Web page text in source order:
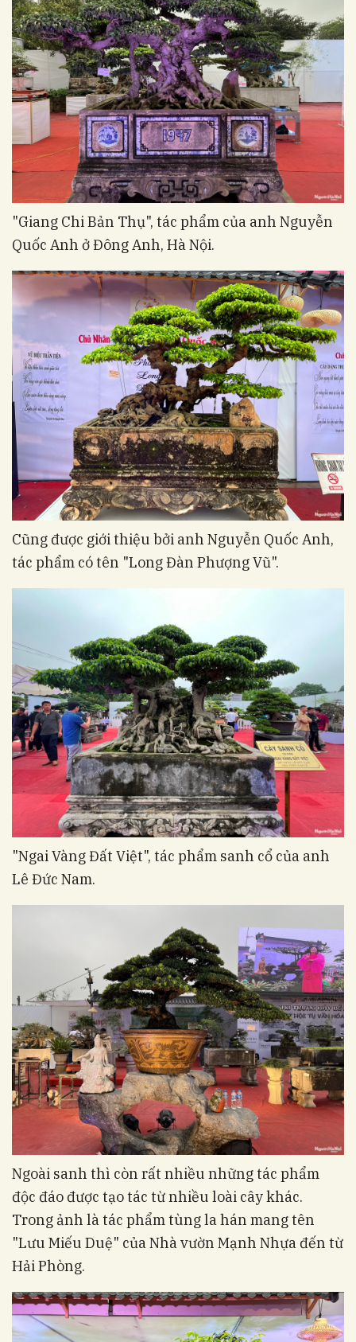
"Giang Chi Bản Thụ", tác phẩm của anh Nguyễn
Quốc Anh ở Đông Anh, Hà Nội.
Cũng được giới thiệu bởi anh Nguyễn Quốc Anh,
tác phẩm có tên "Long Đàn Phượng Vũ".
"Ngai Vàng Đất Việt", tác phẩm sanh cổ của anh
Lê Đức Nam.
Ngoài sanh thì còn rất nhiều những tác phẩm
độc đáo được tạo tác từ nhiều loài cây khác.
Trong ảnh là tác phẩm tùng la hán mang tên
"Lưu Miếu Duệ" của Nhà vườn Mạnh Nhựa đến từ
Hải Phòng.